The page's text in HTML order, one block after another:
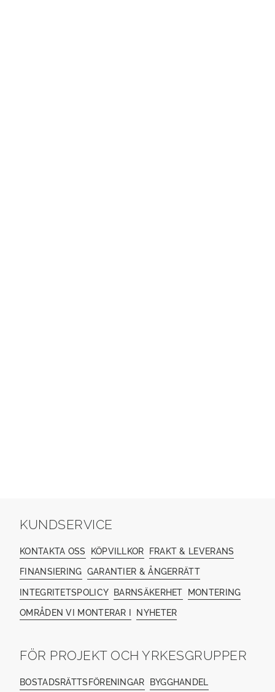
KUNDSERVICE
KONTAKTA OSS KÖPVILLKOR FRAKT & LEVERANS
FINANSIERING GARANTIER & ÅNGERRÄTT
INTEGRITETSPOLICY BARNSÄKERHET MONTERING
OMRÅDEN VI MONTERAR I NYHETER
FÖR PROJEKT OCH YRKESGRUPPER
BOSTADSRÄTTSFÖRENINGAR BYGGHANDEL